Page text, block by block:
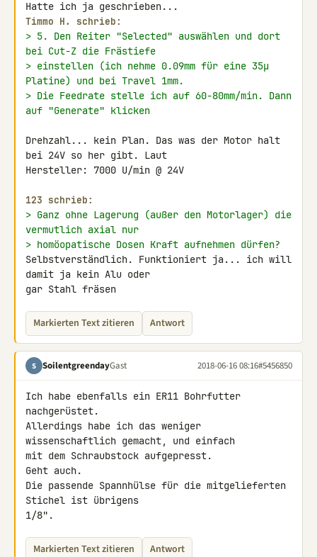
Timmo H. schrieb:
> 5. Den Reiter "Selected" auswählen und dort
bei Cut-Z die Frästiefe
> einstellen (ich nehme 0.09mm für eine 35µ
Platine) und bei Travel 1mm.
> Die Feedrate stelle ich auf 60-80mm/min. Dann
auf "Generate" klicken
Drehzahl... kein Plan. Das was der Motor halt
bei 24V so her gibt. Laut
Hersteller: 7000 U/min @ 24V
123 schrieb:
> Ganz ohne Lagerung (außer den Motorlager) die
vermutlich axial nur
> homöopatische Dosen Kraft aufnehmen dürfen?
Selbstverständlich. Funktioniert ja... ich will
damit ja kein Alu oder
gar Stahl fräsen
Markierten Text zitieren Antwort
S SoilentgreendayGast 2018-06-16 08:16#5456850
Ich habe ebenfalls ein ER11 Bohrfutter
nachgerüstet.
Allerdings habe ich das weniger
wissenschaftlich gemacht, und einfach
mit dem Schraubstock aufgepresst.
Geht auch.
Die passende Spannhülse für die mitgelieferten
Stichel ist übrigens
1/8".
Markierten Text zitieren Antwort